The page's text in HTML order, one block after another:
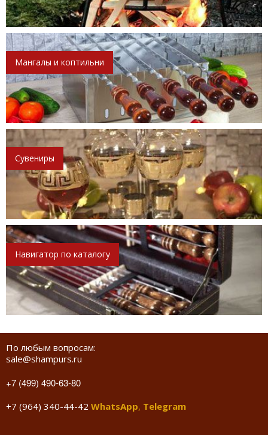
Мангалы и коптильни
Сувениры
Навигатор по каталогу
По любым вопросам:
sale@shampurs.ru
+7 (499) 490-63-80
+7 (964) 340-44-42 WhatsApp, Telegram